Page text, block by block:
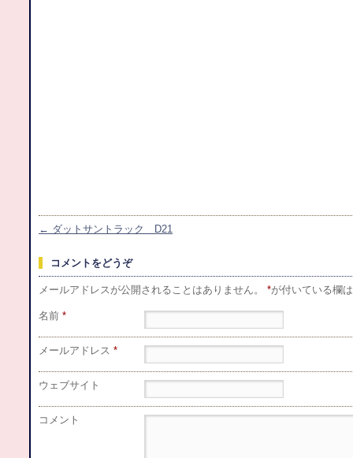
← ダットサントラック D21
コメントをどうぞ
メールアドレスが公開されることはありません。 *が付いている欄
名前 *
メールアドレス *
ウェブサイト
コメント